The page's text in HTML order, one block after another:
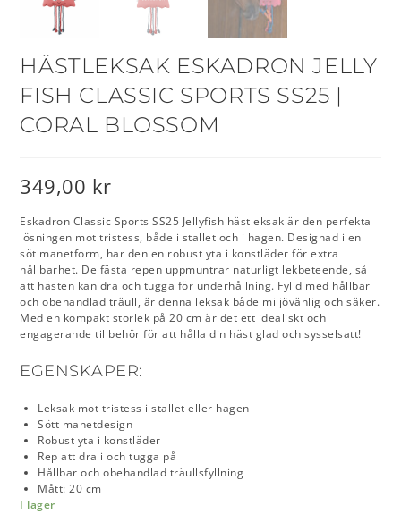
HÄSTLEKSAK ESKADRON JELLY
FISH CLASSIC SPORTS SS25 |
CORAL BLOSSOM
349,00 kr
Eskadron Classic Sports SS25 Jellyfish hästleksak är den perfekta
lösningen mot tristess, både i stallet och i hagen. Designad i en
söt manetform, har den en robust yta i konstläder för extra
hållbarhet. De fästa repen uppmuntrar naturligt lekbeteende, så
att hästen kan dra och tugga för underhållning. Fylld med hållbar
och obehandlad träull, är denna leksak både miljövänlig och säker.
Med en kompakt storlek på 20 cm är det ett idealiskt och
engagerande tillbehör för att hålla din häst glad och sysselsatt!
EGENSKAPER:
Leksak mot tristess i stallet eller hagen
Sött manetdesign
Robust yta i konstläder
Rep att dra i och tugga på
Hållbar och obehandlad träullsfyllning
Mått: 20 cm
I lager